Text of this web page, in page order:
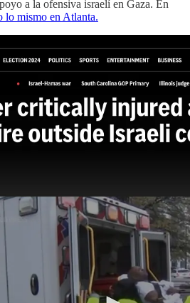
a la ofensiva israelí en Gaza. En
lo mismo en Atlanta.